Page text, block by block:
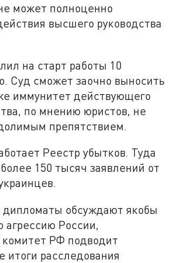
может полноценно
высшего руководства
на старт работы 10
Суд сможет заочно выносить
иммунитет действующего
по мнению юристов, не
препятствием.
Реестр убытков. Туда
150 тысяч заявлений от
обсуждают якобы
России,
РФ подводит
итоги расследования